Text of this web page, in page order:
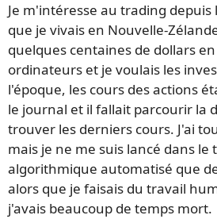
Je m'intéresse au trading depuis
que je vivais en Nouvelle-
quelques centaines de dollars
ordinateurs et je voulais les
l'époque, les cours des actions
le journal et il fallait parcourir la
trouver les derniers cours. J'ai
mais je ne me suis lancé dans le
algorithmique automatisé que
alors que je faisais du travail
j'avais beaucoup de temps mort.